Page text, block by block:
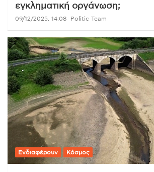
εγκληματική οργάνωση;
09/12/2025, 14:08 Politic Team
Ενδιαφέρουν Κόσμος